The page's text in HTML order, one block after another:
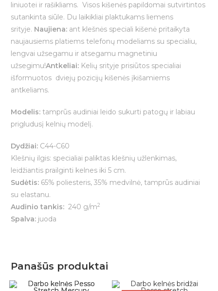
liniuotei ir rašikliams. Visos kišenės papildomai sutvirtintos
sutankinta siūle. Du laikikliai plaktukams liemens
srityje. Naujiena: ant klešnės speciali kišenė pritaikyta
naujausiems platiems telefonų modeliams su specialiu,
lengvai užsegamu ir atsegamu magnetiniu
užsegimu!Antkeliai: Kelių srityje prisiūtos specialiai
išformuotos dviejų pozicijų kišenės įkišamiems
antkeliams.
Modelis:tamprūs audiniai leido sukurti patogų ir labiau
prigludusį kelnių modelį.
Dydžiai: C44-C60
Klešnių ilgis: specialiai paliktas klešnių užlenkimas,
leidžiantis prailginti kelnes iki 5 cm.
Sudėtis: 65% poliesteris, 35% medvilnė, tamprūs audiniai
su elastanu.
Audinio tankis: 240 g/m2
Spalva: juoda
Panašūs produktai